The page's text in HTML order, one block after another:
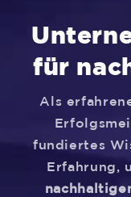
für
Als
fundiertes
Erfahrung,